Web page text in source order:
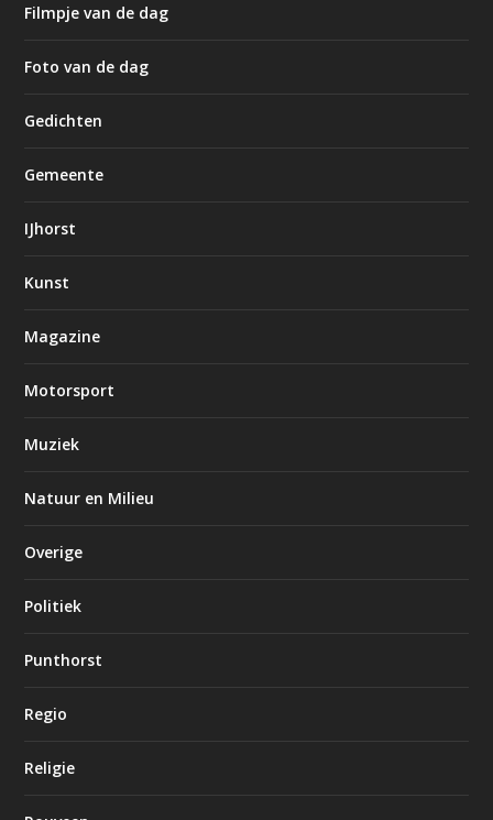
Filmpje van de dag
Foto van de dag
Gedichten
Gemeente
IJhorst
Kunst
Magazine
Motorsport
Muziek
Natuur en Milieu
Overige
Politiek
Punthorst
Regio
Religie